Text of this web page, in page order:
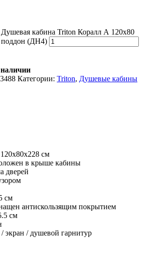
Душевая кабина Triton Коралл А 120x80
поддон (ДН4)
Категории: Triton, Душевые кабины
см
в крыше кабины
дверей
см
антискользящим покрытием
см
экран / душевой гарнитур